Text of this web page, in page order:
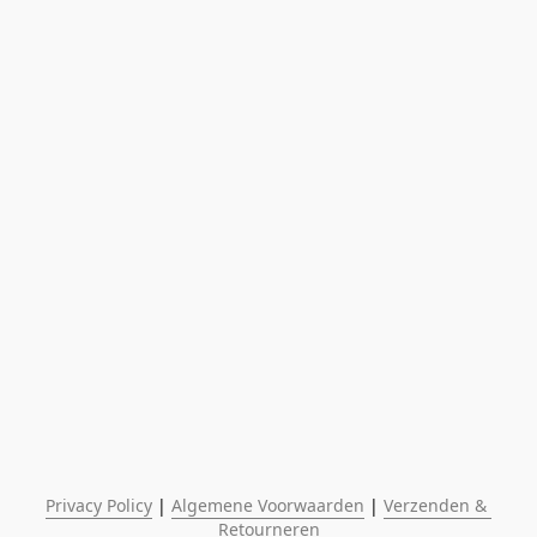
Privacy Policy | Algemene Voorwaarden | Verzenden &
Retourneren